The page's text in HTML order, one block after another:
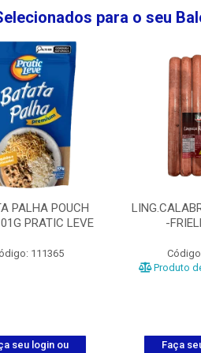
para o seu
PALHA POUCH
PRATIC LEVE
111365
seu login ou
-
Produto
Faça